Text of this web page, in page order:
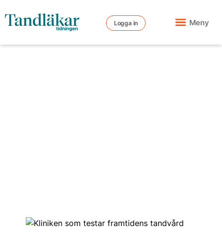
Logga in Meny